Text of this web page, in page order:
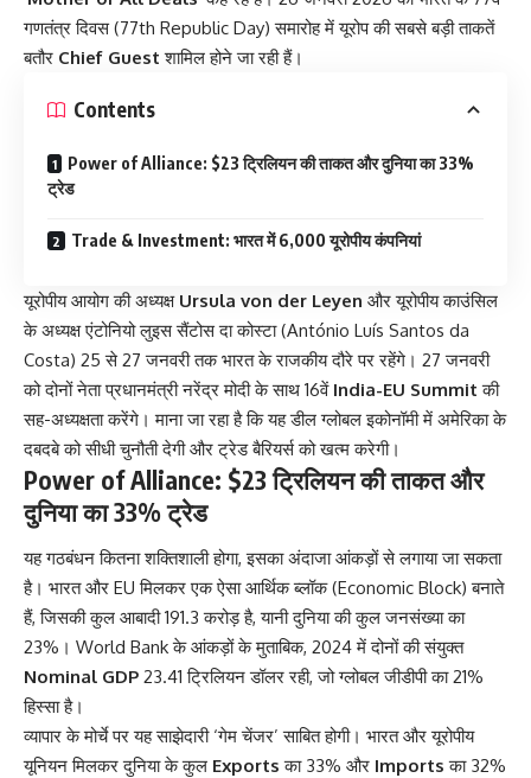
गणतंत्र दिवस (77th Republic Day) समारोह में यूरोप की सबसे बड़ी ताकतें
बतौर Chief Guest शामिल होने जा रही हैं।
Contents
Power of Alliance: $23 ट्रिलियन की ताकत और दुनिया का 33%
ट्रेड
Trade & Investment: भारत में 6,000 यूरोपीय कंपनियां
यूरोपीय आयोग की अध्यक्ष Ursula von der Leyen और यूरोपीय काउंसिल
के अध्यक्ष एंटोनियो लुइस सैंटोस दा कोस्टा (António Luís Santos da
Costa) 25 से 27 जनवरी तक भारत के राजकीय दौरे पर रहेंगे। 27 जनवरी
को दोनों नेता प्रधानमंत्री नरेंद्र मोदी के साथ 16वें India-EU Summit की
सह-अध्यक्षता करेंगे। माना जा रहा है कि यह डील ग्लोबल इकोनॉमी में अमेरिका के
दबदबे को सीधी चुनौती देगी और ट्रेड बैरियर्स को खत्म करेगी।
Power of Alliance: $23 ट्रिलियन की ताकत और
दुनिया का 33% ट्रेड
यह गठबंधन कितना शक्तिशाली होगा, इसका अंदाजा आंकड़ों से लगाया जा सकता
है। भारत और EU मिलकर एक ऐसा आर्थिक ब्लॉक (Economic Block) बनाते
हैं, जिसकी कुल आबादी 191.3 करोड़ है, यानी दुनिया की कुल जनसंख्या का
23%। World Bank के आंकड़ों के मुताबिक, 2024 में दोनों की संयुक्त
Nominal GDP 23.41 ट्रिलियन डॉलर रही, जो ग्लोबल जीडीपी का 21%
हिस्सा है।
व्यापार के मोर्चे पर यह साझेदारी ‘गेम चेंजर’ साबित होगी। भारत और यूरोपीय
यूनियन मिलकर दुनिया के कुल Exports का 33% और Imports का 32%